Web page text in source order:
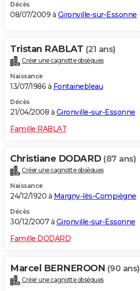
Décès
08/07/2009 à Gironville-sur-Essonne
Tristan RABLAT (21 ans)
Créer une cagnotte obsèques
Naissance
13/07/1986 à Fontainebleau
Décès
21/04/2008 à Gironville-sur-Essonne
Famille RABLAT
Christiane DODARD (87 ans)
Créer une cagnotte obsèques
Naissance
24/12/1920 à Margny-lès-Compiègne
Décès
30/12/2007 à Gironville-sur-Essonne
Famille DODARD
Marcel BERNEROON (90 ans)
Créer une cagnotte obsèques